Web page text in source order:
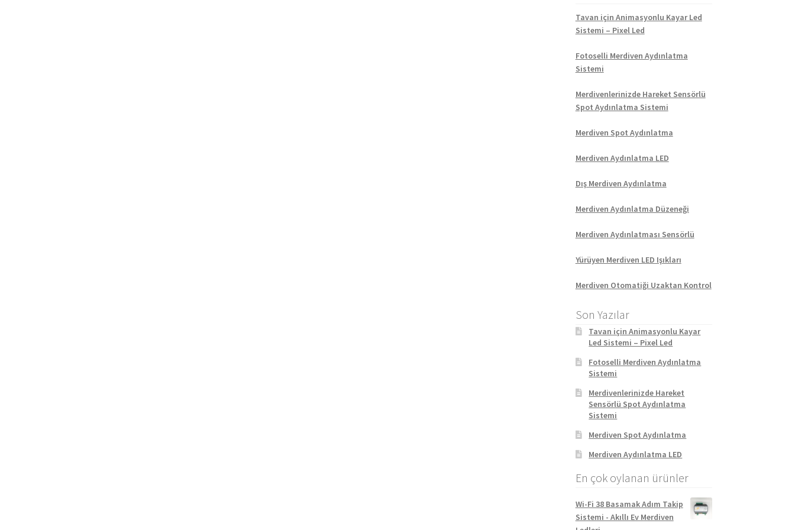
Tavan için Animasyonlu Kayar Led
Sistemi – Pixel Led
Fotoselli Merdiven Aydınlatma
Sistemi
Merdivenlerinizde Hareket Sensörlü
Spot Aydınlatma Sistemi
Merdiven Spot Aydınlatma
Merdiven Aydınlatma LED
Dış Merdiven Aydınlatma
Merdiven Aydınlatma Düzeneği
Merdiven Aydınlatması Sensörlü
Yürüyen Merdiven LED Işıkları
Merdiven Otomatiği Uzaktan Kontrol
Son Yazılar
Tavan için Animasyonlu Kayar
Led Sistemi – Pixel Led
Fotoselli Merdiven Aydınlatma
Sistemi
Merdivenlerinizde Hareket
Sensörlü Spot Aydınlatma
Sistemi
Merdiven Spot Aydınlatma
Merdiven Aydınlatma LED
En çok oylanan ürünler
Wi-Fi 38 Basamak Adım Takip
Sistemi - Akıllı Ev Merdiven